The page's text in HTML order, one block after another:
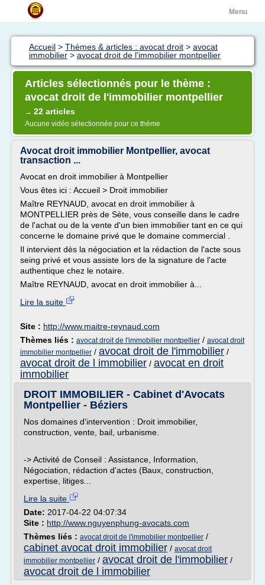
Menu
Accueil > Thèmes & articles : avocat droit > avocat
immobilier > avocat droit de l'immobilier montpellier
Articles sélectionnés pour le thème :
avocat droit de l'immobilier montpellier
→ 22 articles
Aucune vidéo sélectionnée pour ce thème
Avocat droit immobilier Montpellier, avocat
transaction ...
Avocat en droit immobilier à Montpellier
Vous êtes ici : Accueil > Droit immobilier
Maître REYNAUD, avocat en droit immobilier à
MONTPELLIER près de Sète, vous conseille dans le cadre
de l'achat ou de la vente d'un bien immobilier tant en ce qui
concerne le domaine privé que le domaine commercial .
Il intervient dès la négociation et la rédaction de l'acte sous
seing privé et vous assiste lors de la signature de l'acte
authentique chez le notaire.
Maître REYNAUD, avocat en droit immobilier à...
Lire la suite
Site : http://www.maitre-reynaud.com
Thèmes liés : avocat droit de l'immobilier montpellier / avocat droit
immobilier montpellier / avocat droit de l'immobilier /
avocat droit de l immobilier / avocat en droit
immobilier
DROIT IMMOBILIER - Cabinet d'Avocats
Montpellier - Béziers
Nos domaines d'intervention : Droit immobilier,
construction, vente, bail, urbanisme.
-> Activité de Conseil : Assistance, Information,
Négociation, rédaction d'actes (Baux, construction,
expertise, litiges...
Lire la suite
Date: 2017-04-22 04:07:34
Site : http://www.nguyenphung-avocats.com
Thèmes liés : avocat droit de l'immobilier montpellier /
cabinet avocat droit immobilier / avocat droit
immobilier montpellier / avocat droit de l'immobilier /
avocat droit de l immobilier